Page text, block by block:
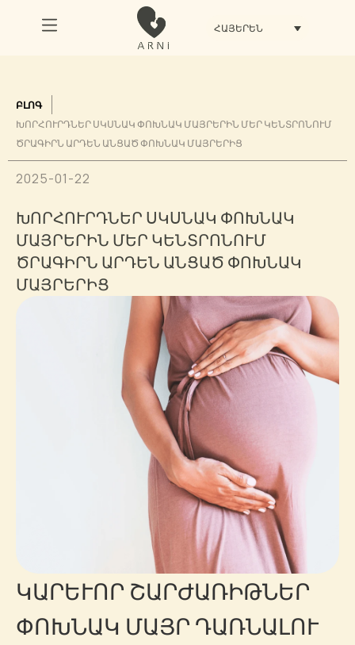
ՀԱՅԵՐԵՆ
ԲԼՈԳ
ԽՈՐՀՈՒՐԴՆԵՐ ՍԿՍՆԱԿ ՓՈԽՆԱԿ ՄԱՅՐԵՐԻՆ ՄԵՐ ԿԵՆՏՐՈՆՈՒՄ
ԾՐԱԳԻՐՆ ԱՐԴԵՆ ԱՆՑԱԾ ՓՈԽՆԱԿ ՄԱՅՐԵՐԻՑ
2025-01-22
ԽՈՐՀՈՒՐԴՆԵՐ ՍԿՍՆԱԿ ՓՈԽՆԱԿ
ՄԱՅՐԵՐԻՆ ՄԵՐ ԿԵՆՏՐՈՆՈՒՄ
ԾՐԱԳԻՐՆ ԱՐԴԵՆ ԱՆՑԱԾ ՓՈԽՆԱԿ
ՄԱՅՐԵՐԻՑ
ԿԱՐԵՒՈՐ ՇԱՐԺԱՌԻԹՆԵՐ Փ
ՈԽՆԱԿ ՄԱՅՐ ԴԱՌՆԱԼՈՒ Հ